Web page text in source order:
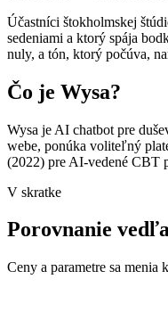
Účastníci štokholmskej
sedeniami a ktorý spája
nuly, a tón, ktorý počúva,
Čo je Wysa?
Wysa je AI chatbot pre
webe, ponúka voliteľný
(2022) pre AI-vedené CBT
V skratke
Porovnanie
Ceny a parametre sa menia